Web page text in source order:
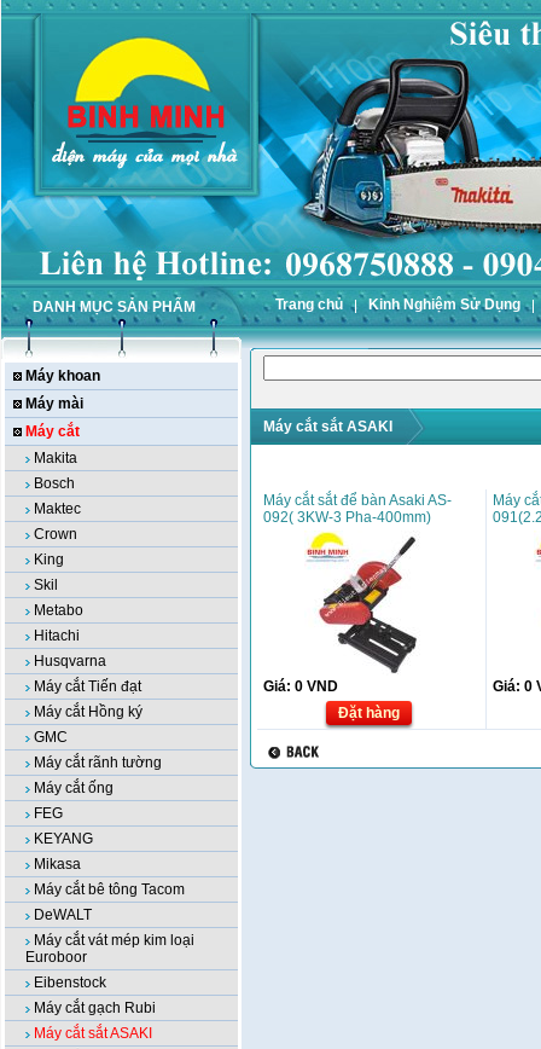
DANH MỤC SẢN PHẨM Trang chủ Kinh Nghiệm Sử Dụng
Máy khoan
Máy mài
Máy cắt
Makita
Bosch
Maktec
Crown
King
Skil
Metabo
Hitachi
Husqvarna
Máy cắt Tiến đạt
Máy cắt Hồng ký
GMC
Máy cắt rãnh tường
Máy cắt ống
FEG
KEYANG
Mikasa
Máy cắt bê tông Tacom
DeWALT
Máy cắt vát mép kim loại
Euroboor
Eibenstock
Máy cắt gạch Rubi
Máy cắt sắt ASAKI
Máy cắt sắt ASAKI
Máy cắt sắt để bàn Asaki AS-
092( 3KW-3 Pha-400mm)
Giá: 0 VND
Đặt hàng
Máy
Giá: 0